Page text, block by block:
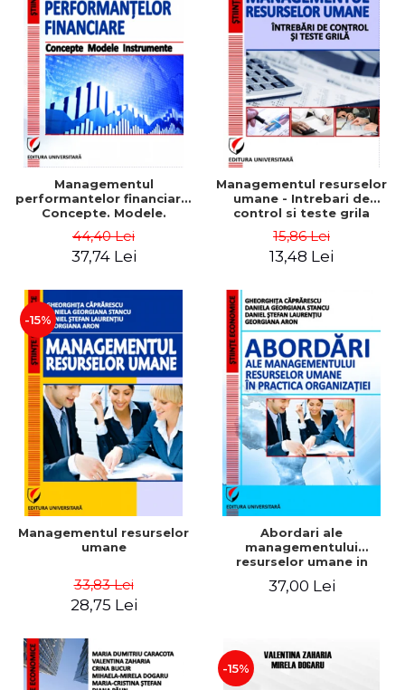
Managementul
performantelor financiare.
Concepte. Modele.
44,40 Lei
37,74 Lei
Managementul resurselor
umane - Intrebari de
control si teste grila
15,86 Lei
13,48 Lei
-15%
Managementul resurselor
umane
33,83 Lei
28,75 Lei
Abordari ale
managementului
resurselor umane in
37,00 Lei
-15%